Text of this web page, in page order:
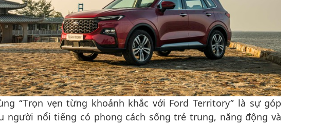
“Trọn vẹn từng khoảnh khắc với Ford Territory” là sự góp
người nổi tiếng có phong cách sống trẻ trung, năng động và